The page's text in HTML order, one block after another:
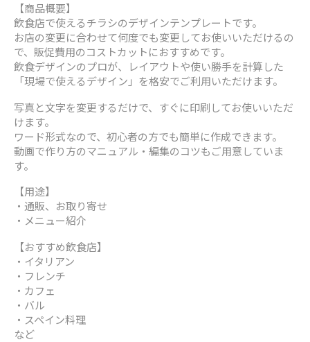
【商品概要】
飲食店で使えるチラシのデザインテンプレートです。
お店の変更に合わせて何度でも変更してお使いいただけるの
で、販促費用のコストカットにおすすめです。
飲食デザインのプロが、レイアウトや使い勝手を計算した
「現場で使えるデザイン」を格安でご利用いただけます。
写真と文字を変更するだけで、すぐに印刷してお使いいただ
けます。
ワード形式なので、初心者の方でも簡単に作成できます。
動画で作り方のマニュアル・編集のコツもご用意していま
す。
【用途】
・通販、お取り寄せ
・メニュー紹介
【おすすめ飲食店】
・イタリアン
・フレンチ
・カフェ
・バル
・スペイン料理
など